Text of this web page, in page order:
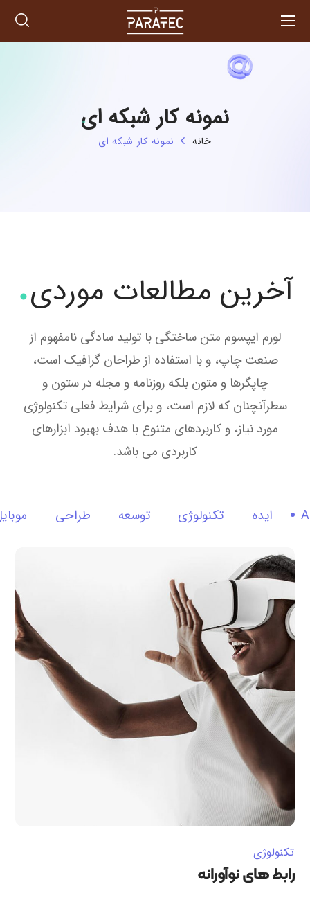
نمونه کار شبکه ای
خانه نمونه کار شبکه ای
آخرین مطالعات موردی
لورم ایپسوم متن ساختگی با تولید سادگی نامفهوم از
صنعت چاپ، و با استفاده از طراحان گرافیک است،
چاپگرها و متون بلکه روزنامه و مجله در ستون و
سطرآنچنان که لازم است، و برای شرایط فعلی تکنولوژی
مورد نیاز، و کاربردهای متنوع با هدف بهبود ابزارهای
کاربردی می باشد.
ایده تکنولوژی توسعه طراحی
تکنولوژی
رابط های نوآورانه